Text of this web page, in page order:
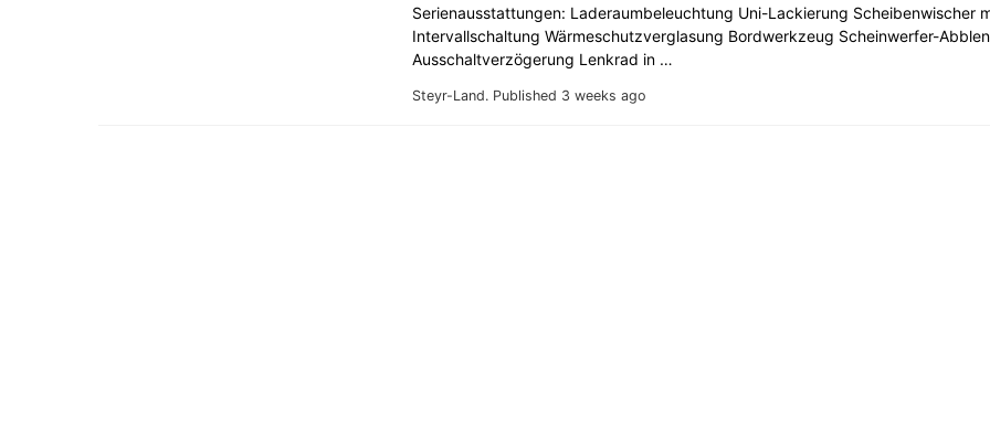
Steyr-Land. Published 3 weeks ago
Serienausstattungen: Laderaumbeleuchtung Uni-Lackierung Scheibenwischer
Intervallschaltung Wärmeschutzverglasung Bordwerkzeug Scheinwerfer-
Ausschaltverzögerung Lenkrad in …